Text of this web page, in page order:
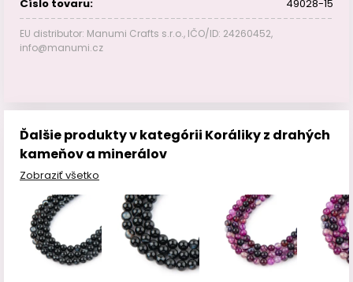
Číslo tovaru: 49028-15
EU distributor: Manumi Crafts s.r.o., IČO/ID: 24260452,
info@manumi.cz
Ďalšie produkty v kategórii Koráliky z drahých
kameňov a minerálov
Zobraziť všetko